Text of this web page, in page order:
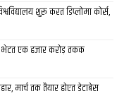
शुरू करत डिप्लोमा कोर्स,
भेटत एक हजार करोड़ तकक
मार्च तक तैयार होएत डेटाबेस